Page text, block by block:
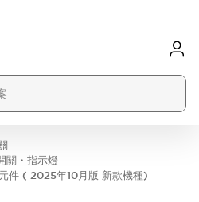
・指示燈
件 ( 2025年10月版 新款機種)